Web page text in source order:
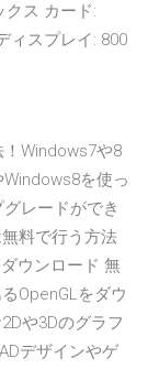
クス カード:
ィスプレイ: 800
Windows7や8
を使っ
レードができ
料で行う方法
ウンロード 無
OpenGLをダウ
や3Dのグラフ
デザインやゲ